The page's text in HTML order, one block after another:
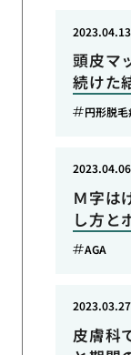
頭皮マ
続けた
2023.04.13
円形脱毛
Ｍ字は
し方と
2023.04.06
AGA
皮膚科
2023.03.27